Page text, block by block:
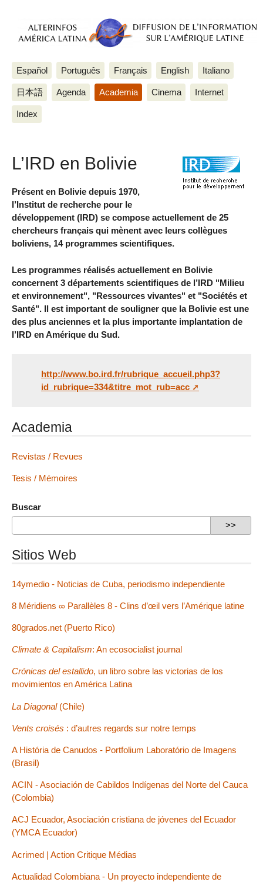
Español Português Français English Italiano
日本語 Agenda Academia Cinema Internet
Index
L’IRD en Bolivie
Présent en Bolivie depuis 1970,
l’Institut de recherche pour le
développement (IRD) se compose actuellement de 25
chercheurs français qui mènent avec leurs collègues
boliviens, 14 programmes scientifiques.
Les programmes réalisés actuellement en Bolivie
concernent 3 départements scientifiques de l’IRD "Milieu
et environnement", "Ressources vivantes" et "Sociétés et
Santé". Il est important de souligner que la Bolivie est une
des plus anciennes et la plus importante implantation de
l’IRD en Amérique du Sud.
http://www.bo.ird.fr/rubrique_accueil.php3?
id_rubrique=334&titre_mot_rub=acc
Academia
Revistas / Revues
Tesis / Mémoires
Buscar
Sitios Web
14ymedio - Noticias de Cuba, periodismo independiente
8 Méridiens ∞ Parallèles 8 - Clins d’œil vers l’Amérique latine
80grados.net (Puerto Rico)
Climate & Capitalism: An ecosocialist journal
Crónicas del estallido, un libro sobre las victorias de los
movimientos en América Latina
La Diagonal(Chile)
Vents croisés : d’autres regards sur notre temps
A História de Canudos - Portfolium Laboratório de Imagens
(Brasil)
ACIN - Asociación de Cabildos Indígenas del Norte del Cauca
(Colombia)
ACJ Ecuador, Asociación cristiana de jóvenes del Ecuador
(YMCA Ecuador)
Acrimed | Action Critique Médias
Actualidad Colombiana - Un proyecto independiente de